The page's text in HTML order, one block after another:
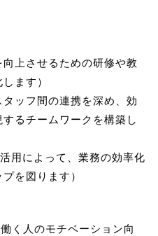
向上させるための研修や教
ます）
タッフ間の連携を深め、効
るチームワークを構築し
活用によって、業務の効率化
を図ります）
く人のモチベーション向